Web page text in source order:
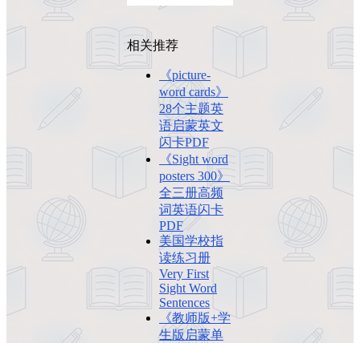
相关推荐
《picture-
word cards》
28个主题英
语启蒙英文
闪卡PDF
《Sight word
posters 300》
全三册高频
词英语闪卡
PDF
美国学校指
读练习册
Very First
Sight Word
Sentences
《教师版+学
生版启蒙单